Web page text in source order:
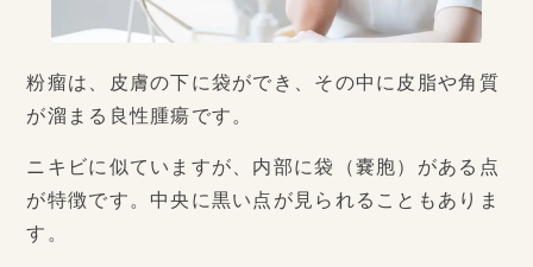
粉瘤は、皮膚の下に袋ができ、その中に皮脂や角質
が溜まる良性腫瘍です。
ニキビに似ていますが、内部に袋（嚢胞）がある点
が特徴です。中央に黒い点が見られることもありま
す。